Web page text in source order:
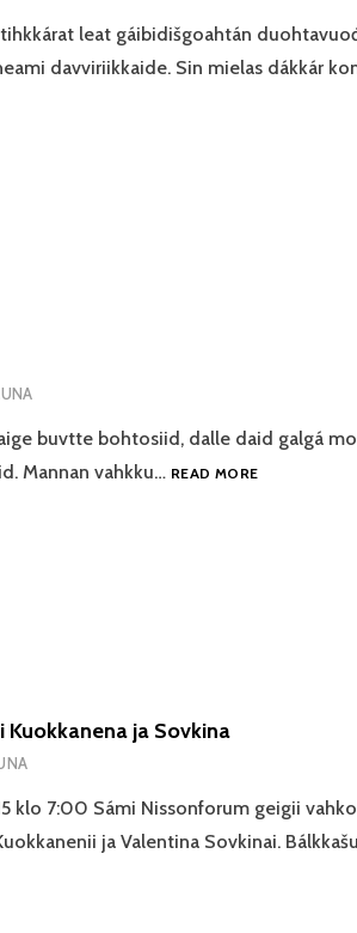
leat gáibidišgoahtán
davviriikkaide. Sin mielas dákkár
buvtte bohtosiid, dalle daid galgá
Mannan vahkku… READ MOREÁIGI
ja Sovkina
klo 7:00 Sámi Nissonforum geigii
ja Valentina Sovkinai.